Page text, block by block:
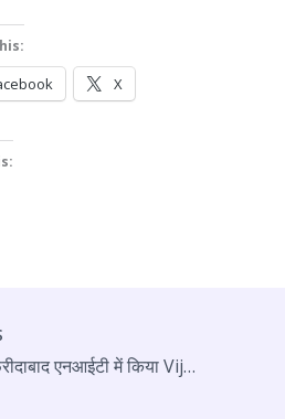
X
नायब सैनी ने फरीदाबाद एनआईटी में किया Vijay Sankalp rally को संबोधित